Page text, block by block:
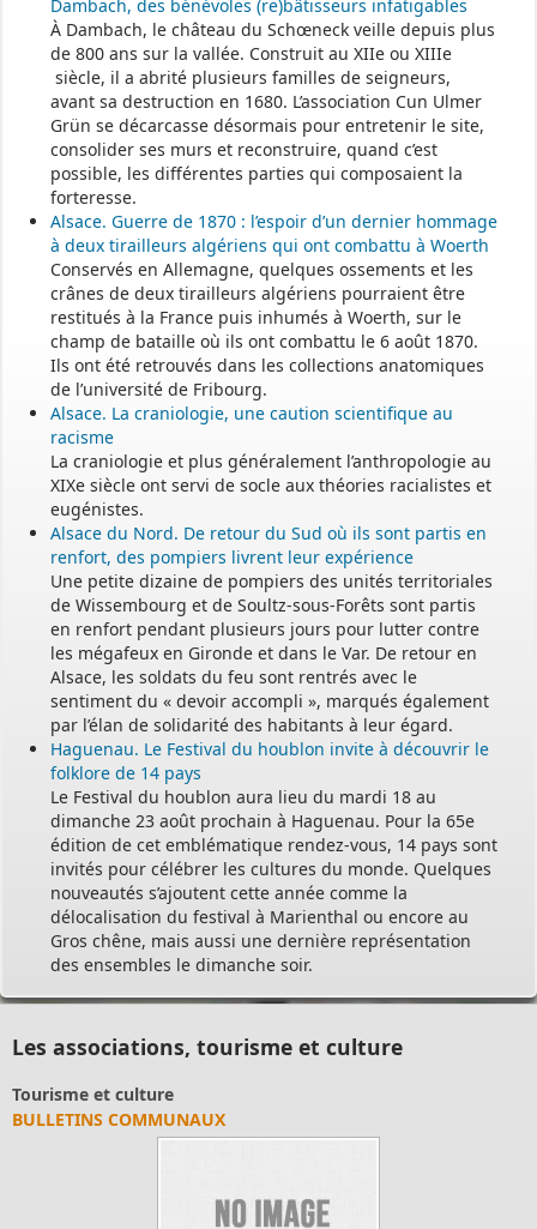
Dambach, des bénévoles (re)bâtisseurs infatigables
À Dambach, le château du Schœneck veille depuis plus
de 800 ans sur la vallée. Construit au XIIe ou XIIIe
siècle, il a abrité plusieurs familles de seigneurs,
avant sa destruction en 1680. L’association Cun Ulmer
Grün se décarcasse désormais pour entretenir le site,
consolider ses murs et reconstruire, quand c’est
possible, les différentes parties qui composaient la
forteresse.
Alsace. Guerre de 1870 : l’espoir d’un dernier hommage
à deux tirailleurs algériens qui ont combattu à Woerth
Conservés en Allemagne, quelques ossements et les
crânes de deux tirailleurs algériens pourraient être
restitués à la France puis inhumés à Woerth, sur le
champ de bataille où ils ont combattu le 6 août 1870.
Ils ont été retrouvés dans les collections anatomiques
de l’université de Fribourg.
Alsace. La craniologie, une caution scientifique au
racisme
La craniologie et plus généralement l’anthropologie au
XIXe siècle ont servi de socle aux théories racialistes et
eugénistes.
Alsace du Nord. De retour du Sud où ils sont partis en
renfort, des pompiers livrent leur expérience
Une petite dizaine de pompiers des unités territoriales
de Wissembourg et de Soultz-sous-Forêts sont partis
en renfort pendant plusieurs jours pour lutter contre
les mégafeux en Gironde et dans le Var. De retour en
Alsace, les soldats du feu sont rentrés avec le
sentiment du « devoir accompli », marqués également
par l’élan de solidarité des habitants à leur égard.
Haguenau. Le Festival du houblon invite à découvrir le
folklore de 14 pays
Le Festival du houblon aura lieu du mardi 18 au
dimanche 23 août prochain à Haguenau. Pour la 65e
édition de cet emblématique rendez-vous, 14 pays sont
invités pour célébrer les cultures du monde. Quelques
nouveautés s’ajoutent cette année comme la
délocalisation du festival à Marienthal ou encore au
Gros chêne, mais aussi une dernière représentation
des ensembles le dimanche soir.
Les associations, tourisme et culture
Tourisme et culture
BULLETINS COMMUNAUX